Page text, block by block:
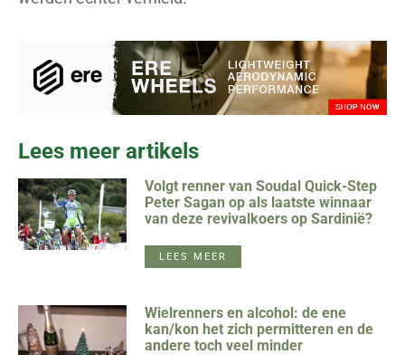
Lees meer artikels
Volgt renner van Soudal Quick-Step
Peter Sagan op als laatste winnaar
van deze revivalkoers op Sardinië?
LEES MEER
Wielrenners en alcohol: de ene
kan/kon het zich permitteren en de
andere toch veel minder